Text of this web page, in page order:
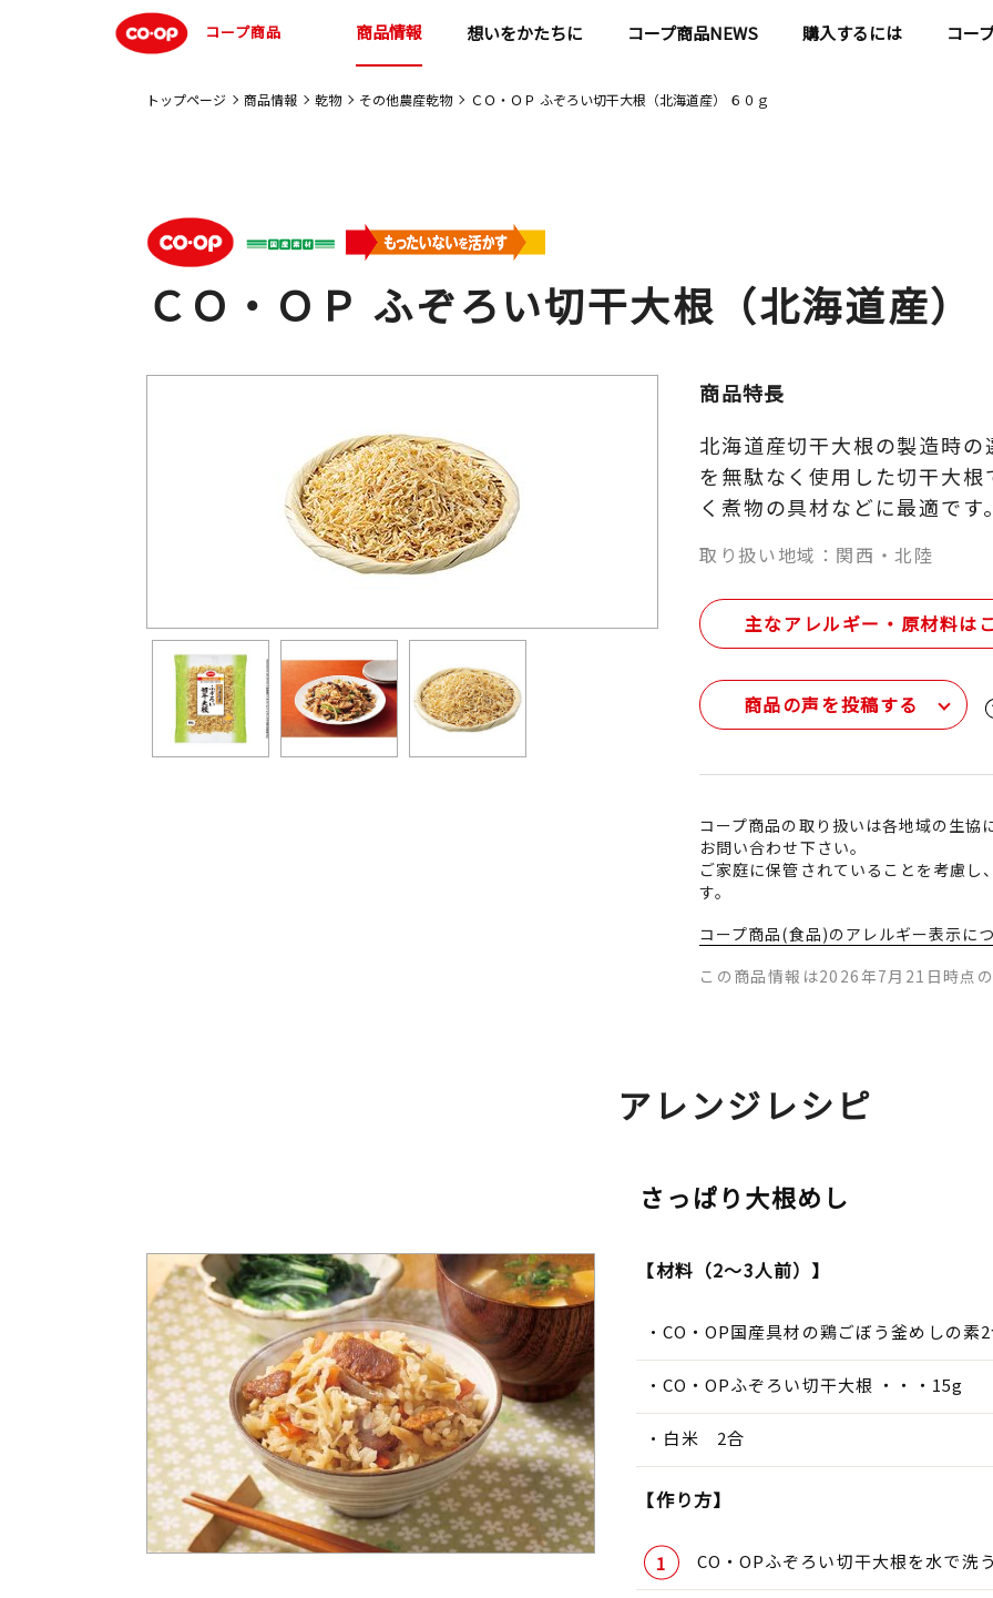
コープ商品 商品情報 想いをかたちに コープ商品NEWS 購入するには コー
トップページ 商品情報 乾物 その他農産乾物 ＣＯ・ＯＰ ふぞろい切干大根（北海道産） ６０ｇ
ＣＯ・ＯＰ ふぞろい切干大根（北海道産）
商品特長
北海道産切干大根の製造時
を無駄なく使用した切干大
く煮物の具材などに最適です
取り扱い地域：関西・北陸
主なアレルギー・原材料は
商品の声を投稿する
コープ商品の取り扱いは各地域の生協
お問い合わせ下さい。
ご家庭に保管されていることを考慮
す。
コープ商品(食品)のアレルギー表示に
この商品情報は2026年7月21日時点
アレンジレシピ
さっぱり大根めし
【材料（2～3人前）】
CO・OP国産具材の鶏ごぼう釜めしの素
CO・OPふぞろい切干大根 ・・・15g
白米 2合
【作り方】
CO・OPふぞろい切干大根を水で洗